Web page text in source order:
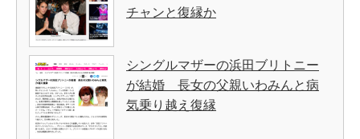
チャンと復縁か
シングルマザーの浜田ブリトニー
が結婚 長女の父親いわみんと病
気乗り越え復縁